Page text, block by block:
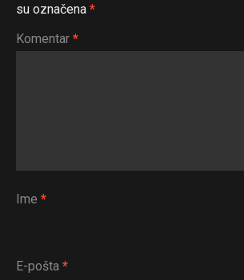
su označena *
Komentar *
Ime *
E-pošta *